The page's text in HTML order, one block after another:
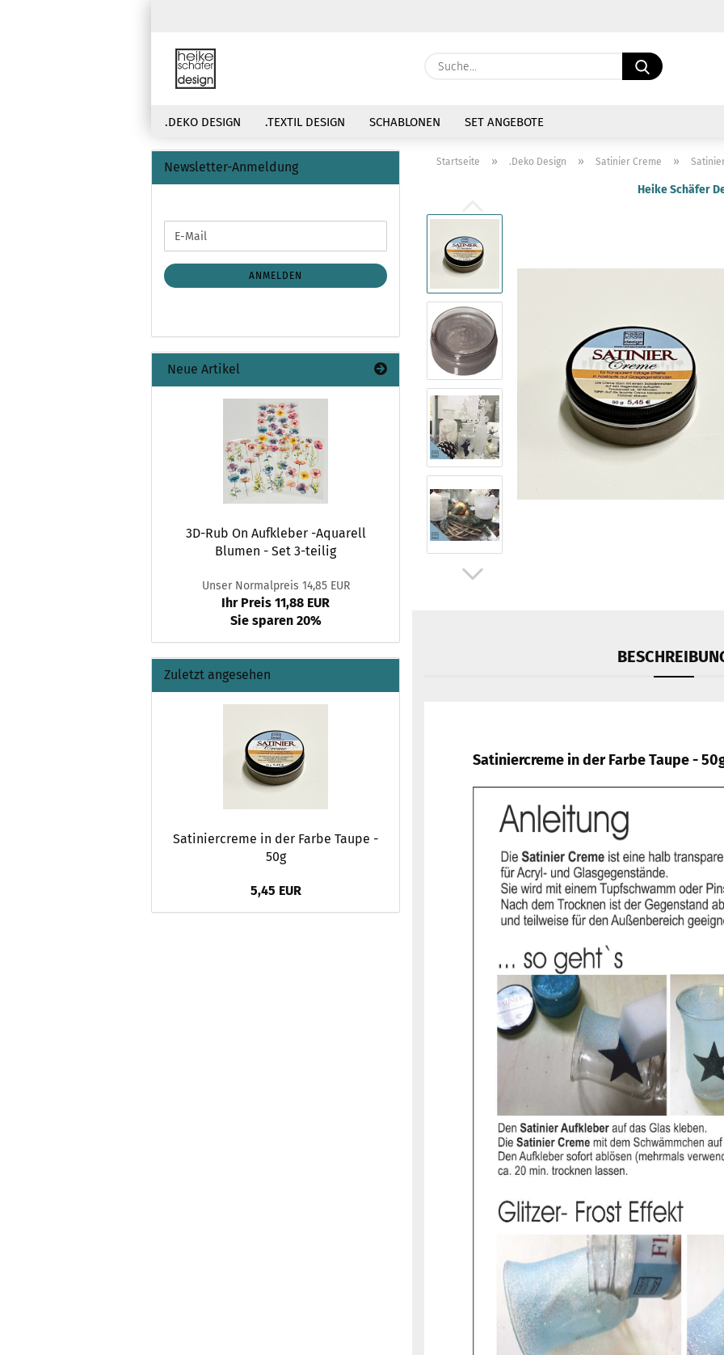
Währung auswählen
Passwort
Suche...
.DEKO DESIGN .TEXTIL DESIGN SCHABLONEN SET ANGEBOTE
Startseite » .Deko Design » Satinier Creme »
Heike Schäfer
Satiniercreme in der Farbe Taupe -
Newsletter-Anmeldung
ZUR
ANMELDUNG
E-
Mail
ANMELDEN
Neue Artikel
3D-Rub On Aufkleber -Aquarell
Blumen - Set 3-teilig
Unser Normalpreis 14,85 EUR
Ihr Preis 11,88 EUR
Sie sparen 20%
Zuletzt angesehen
Satiniercreme in der Farbe Taupe -
50g
5,45 EUR